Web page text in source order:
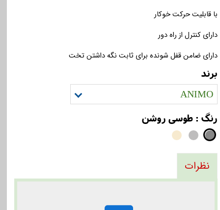
با قابلیت حرکت خوکار
دارای کنترل از راه دور
دارای ضامن قفل شونده برای ثابت نگه داشتن تخت
برند
ANIMO
رنگ : طوسی روشن
نظرات